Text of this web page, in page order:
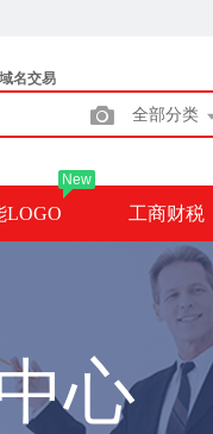
域名交易
全部分类
LOGO
New
工商财税
心